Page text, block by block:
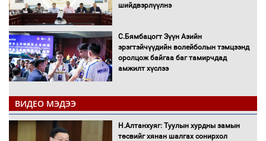
шийдвэрлүүлнэ
С.Бямбацогт Зүүн Азийн
эрэгтэйчүүдийн волейболын тэмцээнд
оролцож байгаа баг тамирчдад
амжилт хүслээ
Автобензин, дизель түлшний онцгой
албан татварыг тэглэлээ
ВИДЕО МЭДЭЭ
Н.Алтанхуяг: Туулын хурдны замын
төсвийг хянан шалгах сонирхол